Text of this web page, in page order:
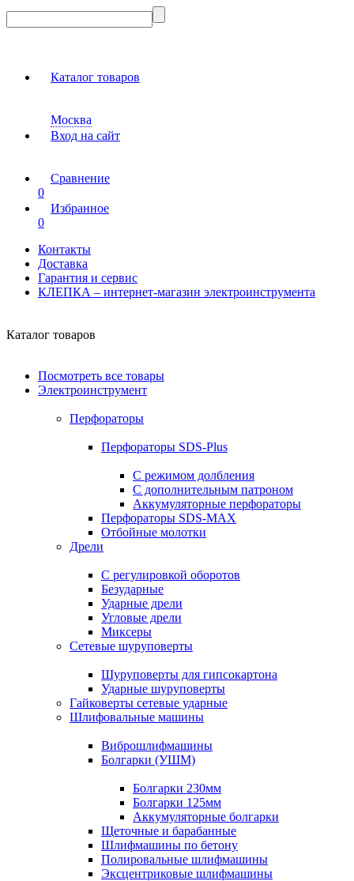
Каталог товаров
Москва
Вход на сайт
Сравнение
0
Избранное
0
Контакты
Доставка
Гарантия и сервис
КЛЕПКА – интернет-магазин электроинструмента
Каталог товаров
Посмотреть все товары
Электроинструмент
Перфораторы
Перфораторы SDS-Plus
С режимом долбления
С дополнительным патроном
Аккумуляторные перфораторы
Перфораторы SDS-MAX
Отбойные молотки
Дрели
С регулировкой оборотов
Безударные
Ударные дрели
Угловые дрели
Миксеры
Сетевые шуруповерты
Шуруповерты для гипсокартона
Ударные шуруповерты
Гайковерты сетевые ударные
Шлифовальные машины
Виброшлифмашины
Болгарки (УШМ)
Болгарки 230мм
Болгарки 125мм
Аккумуляторные болгарки
Щеточные и барабанные
Шлифмашины по бетону
Полировальные шлифмашины
Эксцентриковые шлифмашины